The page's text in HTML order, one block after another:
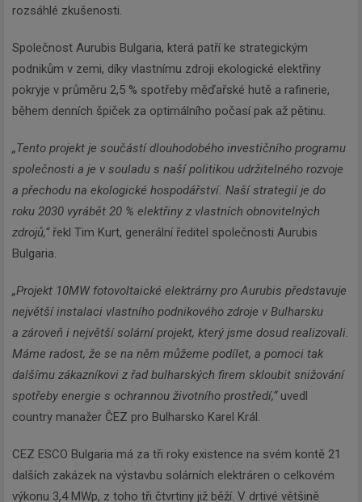
rozsáhlé zkušenosti.
Společnost Aurubis Bulgaria, která patří ke strategickým
podnikům v zemi, díky vlastnímu zdroji ekologické elektřiny
pokryje v průměru 2,5 % spotřeby měďařské hutě a rafinerie,
během denních špiček za optimálního počasí pak až pětinu.
„Tento projekt je součástí dlouhodobého investičního programu
společnosti a je v souladu s naší politikou udržitelného rozvoje
a přechodu na ekologické hospodářství. Naší strategií je do
roku 2030 vyrábět 20 % elektřiny z vlastních obnovitelných
zdrojů,“řekl Tim Kurt, generální ředitel společnosti Aurubis
Bulgaria.
„Projekt 10MW fotovoltaické elektrárny pro Aurubis představuje
největší instalaci vlastního podnikového zdroje v Bulharsku
a zároveň i největší solární projekt, který jsme dosud realizovali.
Máme radost, že se na něm můžeme podílet, a pomoci tak
dalšímu zákazníkovi z řad bulharských firem skloubit snižování
spotřeby energie s ochrannou životního prostředí,“uvedl
country manažer ČEZ pro Bulharsko Karel Král.
CEZ ESCO Bulgaria má za tři roky existence na svém kontě 21
dalších zakázek na výstavbu solárních elektráren o celkovém
výkonu 3,4 MWp, z toho tři čtvrtiny již běží. V drtivé většině
Newsletter